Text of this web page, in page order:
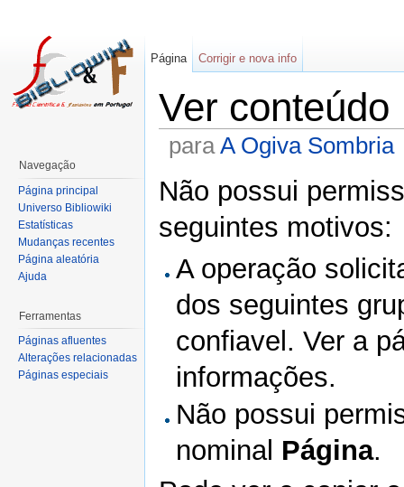
Ver conteúdo
paraA Ogiva Sombria
Não possui
seguintes motivos:
A operação
dos seguintes
confiavel. Ver a
informações.
Não possui
nominal Página.
Página Corrigir e nova info
Navegação
Página principal
Universo Bibliowiki
Estatísticas
Mudanças recentes
Página aleatória
Ajuda
Ferramentas
Páginas afluentes
Alterações relacionadas
Páginas especiais